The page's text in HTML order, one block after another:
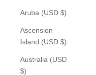
Aruba (USD $)
Ascension
Island (USD $)
Australia (USD
$)